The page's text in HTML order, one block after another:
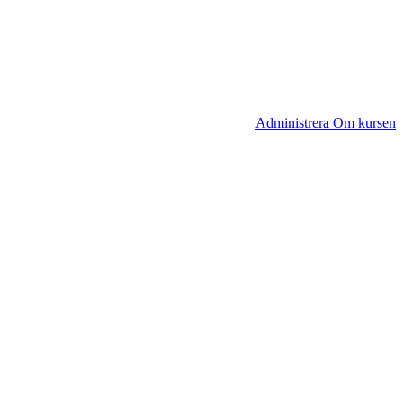
Administrera Om kursen